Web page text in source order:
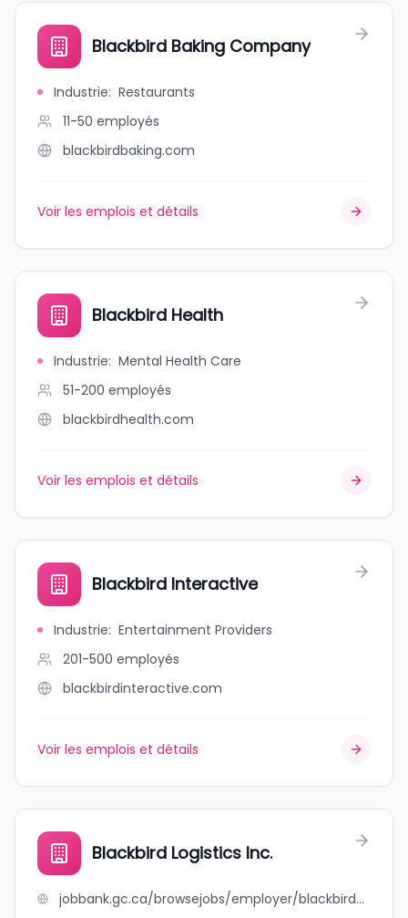
Blackbird Baking Company
Industrie: Restaurants
11-50 employés
blackbirdbaking.com
Voir les emplois et détails
Blackbird Health
Industrie: Mental Health Care
51-200 employés
blackbirdhealth.com
Voir les emplois et détails
Blackbird Interactive
Industrie: Entertainment Providers
201-500 employés
blackbirdinteractive.com
Voir les emplois et détails
Blackbird Logistics Inc.
jobbank.gc.ca/browsejobs/employer/blackbird+logistics+inc./ca